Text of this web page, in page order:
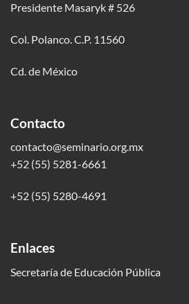
Presidente Masaryk # 526
Col. Polanco. C.P. 11560
Cd. de México
Contacto
contacto@seminario.org.mx
+52 (55) 5281-6661
+52 (55) 5280-4691
Enlaces
Secretaría de Educación Pública